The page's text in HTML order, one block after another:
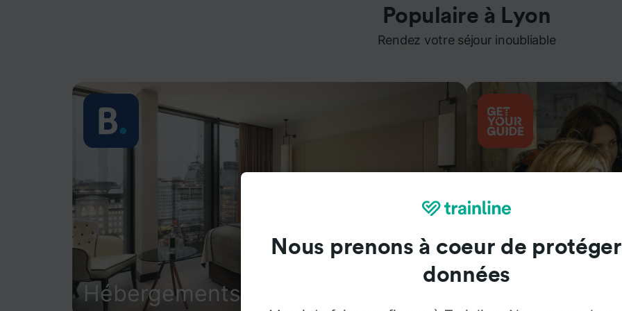
Populaire à Lyon
Rendez votre séjour inoubliable
Hébergements
Nous prenons à coeur de
données